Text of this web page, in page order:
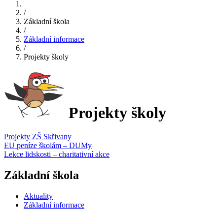
/
Základní škola
/
Základní informace
/
Projekty školy
Projekty školy
Projekty ZŠ Skřivany
EU peníze školám – DUMy
Lekce lidskosti – charitativní akce
Základní škola
Aktuality
Základní informace